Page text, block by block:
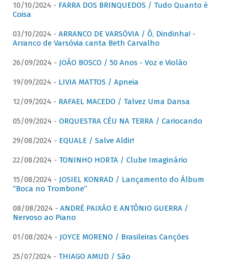
10/10/2024 - FARRA DOS BRINQUEDOS / Tudo Quanto é
Coisa
03/10/2024 - ARRANCO DE VARSÓVIA / Ô, Dindinha! -
Arranco de Varsóvia canta Beth Carvalho
26/09/2024 - JOÃO BOSCO / 50 Anos - Voz e Violão
19/09/2024 - LIVIA MATTOS / Apneia
12/09/2024 - RAFAEL MACEDO / Talvez Uma Dansa
05/09/2024 - ORQUESTRA CÉU NA TERRA / Cariocando
29/08/2024 - EQUALE / Salve Aldir!
22/08/2024 - TONINHO HORTA / Clube Imaginário
15/08/2024 - JOSIEL KONRAD / Lançamento do Álbum
“Boca no Trombone”
08/08/2024 - ANDRÉ PAIXÃO E ANTÔNIO GUERRA /
Nervoso ao Piano
01/08/2024 - JOYCE MORENO / Brasileiras Canções
25/07/2024 - THIAGO AMUD / São